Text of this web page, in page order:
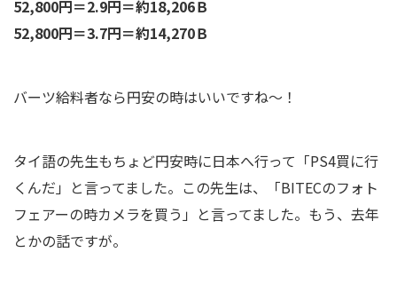
52,800円＝2.9円＝約18,206Ｂ
52,800円＝3.7円＝約14,270Ｂ
バーツ給料者なら円安の時はいいですね～！
タイ語の先生もちょど円安時に日本へ行って「PS4買に行
くんだ」と言ってました。この先生は、「BITECのフォト
フェアーの時カメラを買う」と言ってました。もう、去年
とかの話ですが。